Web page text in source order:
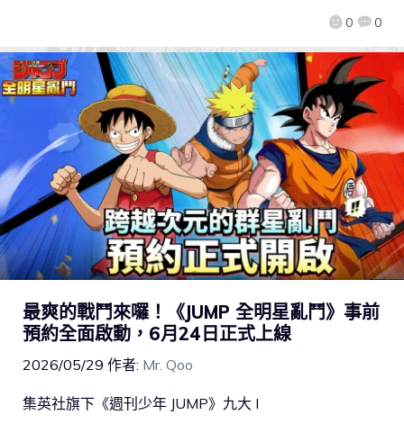
0 0
最爽的戰鬥來囉！《JUMP 全明星亂鬥》事前
預約全面啟動，6月24日正式上線
2026/05/29 作者: Mr. Qoo
集英社旗下《週刊少年 JUMP》九大 I